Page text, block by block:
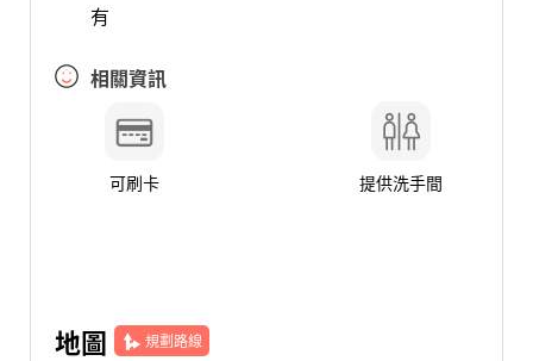
有
相關資訊
可刷卡 提供洗手間
地圖 規劃路線